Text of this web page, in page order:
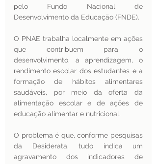
pelo Fundo Nacional de
Desenvolvimento da Educação (FNDE).
O PNAE trabalha localmente em ações
que contribuem para o
desenvolvimento, a aprendizagem, o
rendimento escolar dos estudantes e a
formação de hábitos alimentares
saudáveis, por meio da oferta da
alimentação escolar e de ações de
educação alimentar e nutricional.
O problema é que, conforme pesquisas
da Desiderata, tudo indica um
agravamento dos indicadores de